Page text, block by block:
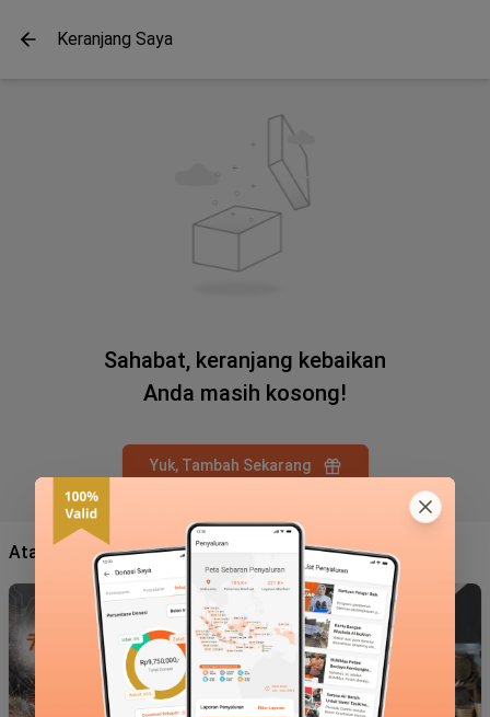
Keranjang Saya
Sahabat, keranjang kebaikan
Anda masih kosong!
Yuk, Tambah Sekarang
Atau Pilih Program Unggulan Kami